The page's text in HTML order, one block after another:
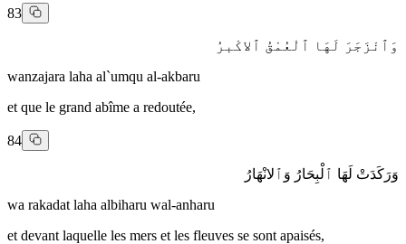
83
وَٱنْزَجَرَ لَهَا ٱلْعُمْقُ ٱلاكْبرُ
wanzajara laha al`umqu al-akbaru
et que le grand abîme a redoutée,
84
وَرَكَدَتْ لَهَا ٱلْبِحَارُ وَٱلانْهَارُ
wa rakadat laha albiharu wal-anharu
et devant laquelle les mers et les fleuves se sont apaisés,